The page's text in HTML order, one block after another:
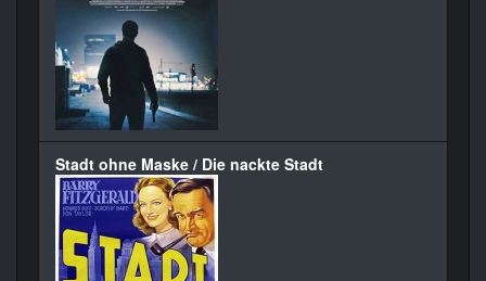
Stadt ohne Maske / Die nackte Stadt